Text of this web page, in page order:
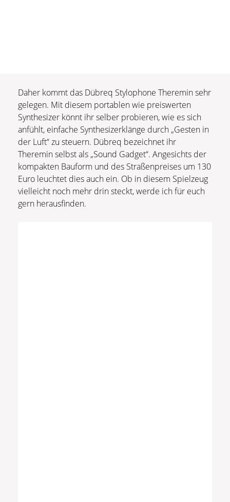
Daher kommt das Dübreq Stylophone Theremin sehr
gelegen. Mit diesem portablen wie preiswerten
Synthesizer könnt ihr selber probieren, wie es sich
anfühlt, einfache Synthesizerklänge durch „Gesten in
der Luft“ zu steuern. Dübreq bezeichnet ihr
Theremin selbst als „Sound Gadget“. Angesichts der
kompakten Bauform und des Straßenpreises um 130
Euro leuchtet dies auch ein. Ob in diesem Spielzeug
vielleicht noch mehr drin steckt, werde ich für euch
gern herausfinden.